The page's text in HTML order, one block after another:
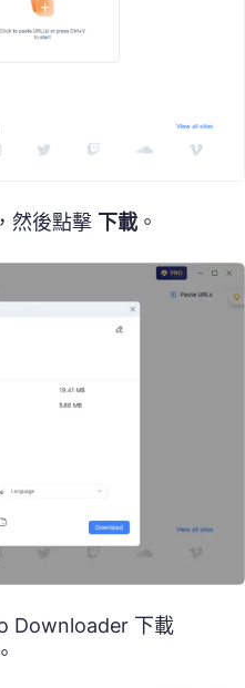
然後點擊 下載 。
Downloader 下載